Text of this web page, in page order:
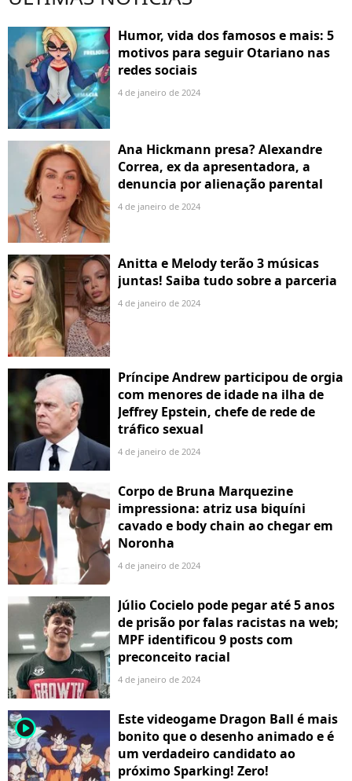
Humor, vida dos famosos e mais: 5
motivos para seguir Otariano nas
redes sociais
4 de janeiro de 2024
Ana Hickmann presa? Alexandre
Correa, ex da apresentadora, a
denuncia por alienação parental
4 de janeiro de 2024
Anitta e Melody terão 3 músicas
juntas! Saiba tudo sobre a parceria
4 de janeiro de 2024
Príncipe Andrew participou de orgia
com menores de idade na ilha de
Jeffrey Epstein, chefe de rede de
tráfico sexual
4 de janeiro de 2024
Corpo de Bruna Marquezine
impressiona: atriz usa biquíni
cavado e body chain ao chegar em
Noronha
4 de janeiro de 2024
Júlio Cocielo pode pegar até 5 anos
de prisão por falas racistas na web;
MPF identificou 9 posts com
preconceito racial
4 de janeiro de 2024
player2
Este videogame Dragon Ball é mais
bonito que o desenho animado e é
um verdadeiro candidato ao
próximo Sparking! Zero!